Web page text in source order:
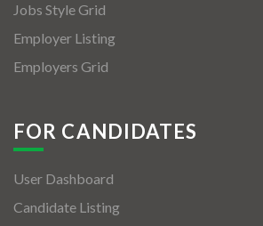
Jobs Style Grid
Employer Listing
Employers Grid
FOR CANDIDATES
User Dashboard
Candidate Listing